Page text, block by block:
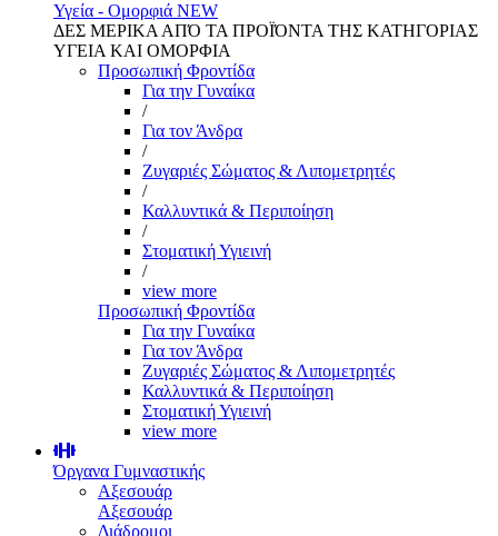
Υγεία - Ομορφιά NEW
ΔΕΣ ΜΕΡΙΚΑ ΑΠΌ ΤΑ ΠΡΟΪΌΝΤΑ ΤΗΣ ΚΑΤΗΓΟΡΙΑΣ
ΥΓΕΙΑ ΚΑΙ ΟΜΟΡΦΙΑ
Προσωπική Φροντίδα
Για την Γυναίκα
/
Για τον Άνδρα
/
Ζυγαριές Σώματος & Λιπομετρητές
/
Καλλυντικά & Περιποίηση
/
Στοματική Υγιεινή
/
view more
Προσωπική Φροντίδα
Για την Γυναίκα
Για τον Άνδρα
Ζυγαριές Σώματος & Λιπομετρητές
Καλλυντικά & Περιποίηση
Στοματική Υγιεινή
view more
Όργανα Γυμναστικής
Αξεσουάρ
Αξεσουάρ
Διάδρομοι